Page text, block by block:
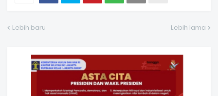
Lebih baru Lebih lama